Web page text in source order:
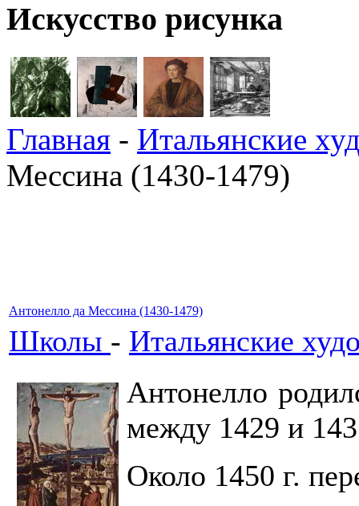
Искусство рисунка
Главная - Итальянские
Мессина (1430-1479)
Антонелло да Мессина (1430-1479)
Школы - Итальянские
Антонелло
между 1429 и
Около 1450 г.